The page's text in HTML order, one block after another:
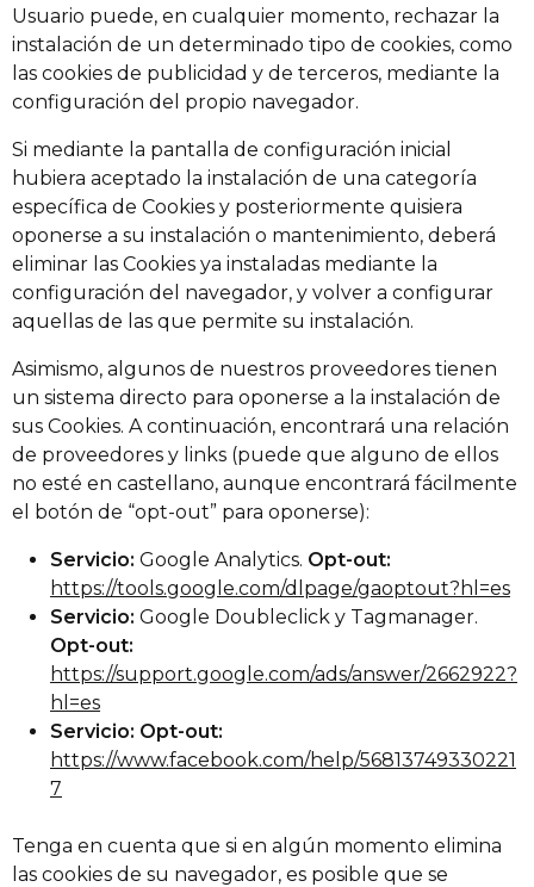
Usuario puede, en cualquier momento, rechazar la
instalación de un determinado tipo de cookies, como
las cookies de publicidad y de terceros, mediante la
configuración del propio navegador.
Si mediante la pantalla de configuración inicial
hubiera aceptado la instalación de una categoría
específica de Cookies y posteriormente quisiera
oponerse a su instalación o mantenimiento, deberá
eliminar las Cookies ya instaladas mediante la
configuración del navegador, y volver a configurar
aquellas de las que permite su instalación.
Asimismo, algunos de nuestros proveedores tienen
un sistema directo para oponerse a la instalación de
sus Cookies. A continuación, encontrará una relación
de proveedores y links (puede que alguno de ellos
no esté en castellano, aunque encontrará fácilmente
el botón de “opt-out” para oponerse):
Servicio: Google Analytics. Opt-out:
https://tools.google.com/dlpage/gaoptout?hl=es
Servicio: Google Doubleclick y Tagmanager.
Opt-out:
https://support.google.com/ads/answer/2662922?
hl=es
Servicio: Opt-out:
https://www.facebook.com/help/56813749330221
7
Tenga en cuenta que si en algún momento elimina
las cookies de su navegador, es posible que se